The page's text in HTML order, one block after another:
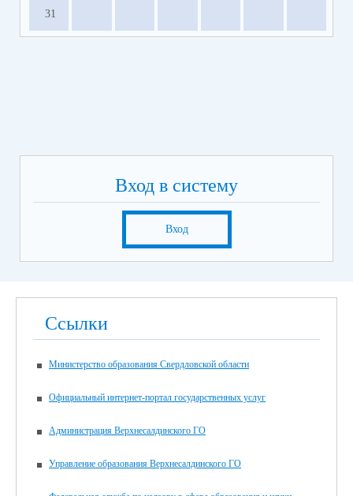
31
Вход в систему
Вход
Ссылки
Министерство образования Свердловской области
Официальный интернет-портал государственных услуг
Администрация Верхнесалдинского ГО
Управление образования Верхнесалдинского ГО